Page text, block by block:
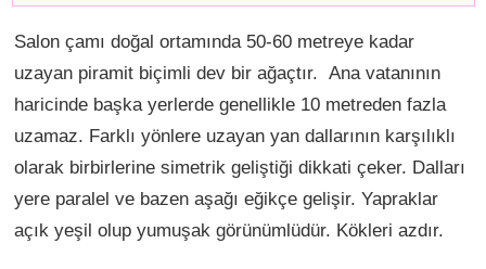
Salon çamı doğal ortamında 50-60 metreye kadar
uzayan piramit biçimli dev bir ağaçtır. Ana vatanının
haricinde başka yerlerde genellikle 10 metreden fazla
uzamaz. Farklı yönlere uzayan yan dallarının karşılıklı
olarak birbirlerine simetrik geliştiği dikkati çeker. Dalları
yere paralel ve bazen aşağı eğikçe gelişir. Yapraklar
açık yeşil olup yumuşak görünümlüdür. Kökleri azdır.